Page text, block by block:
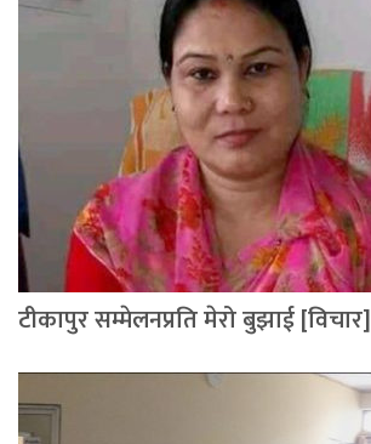
टीकापुर सम्मेलनप्रति मेरो बुझाई [विचार]